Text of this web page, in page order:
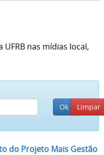
nas mídias local,
do Projeto Mais Gestão